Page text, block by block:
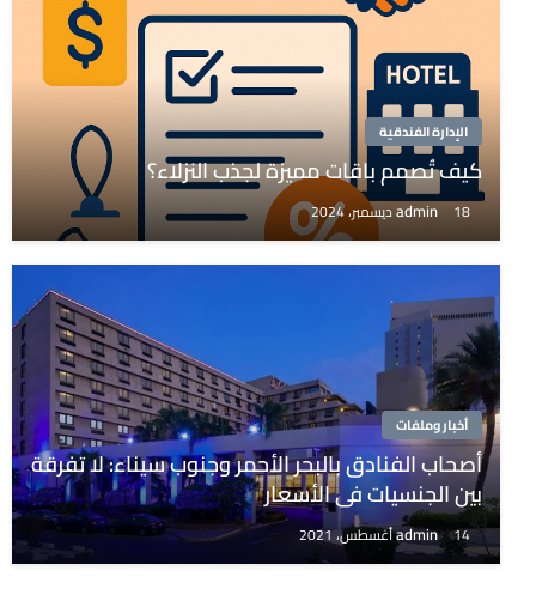
الإدارة الفندقية
كيف تُصمم باقات مميزة لجذب النزلاء؟
admin 18 ديسمبر، 2024
أخبار وملفات
أصحاب الفنادق بالبحر الأحمر وجنوب سيناء: لا تفرقة
بين الجنسيات فى الأسعار
admin 14 أغسطس، 2021